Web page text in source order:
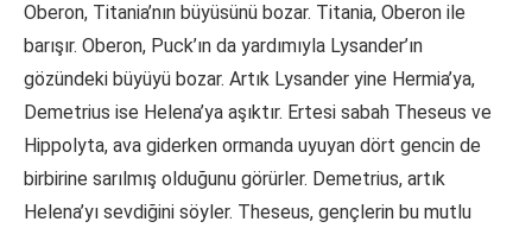
Oberon, Titania’nın büyüsünü bozar. Titania, Oberon ile
barışır. Oberon, Puck’ın da yardımıyla Lysander’ın
gözündeki büyüyü bozar. Artık Lysander yine Hermia’ya,
Demetrius ise Helena’ya aşıktır. Ertesi sabah Theseus ve
Hippolyta, ava giderken ormanda uyuyan dört gencin de
birbirine sarılmış olduğunu görürler. Demetrius, artık
Helena’yı sevdiğini söyler. Theseus, gençlerin bu mutlu